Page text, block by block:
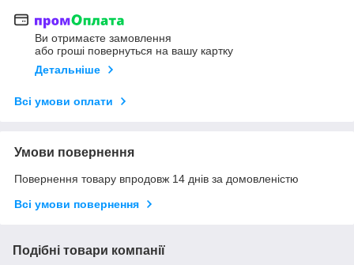
Ви отримаєте замовлення
або гроші повернуться на вашу картку
Детальніше
Всі умови оплати
Умови повернення
Повернення товару впродовж 14 днів за домовленістю
Всі умови повернення
Подібні товари компанії